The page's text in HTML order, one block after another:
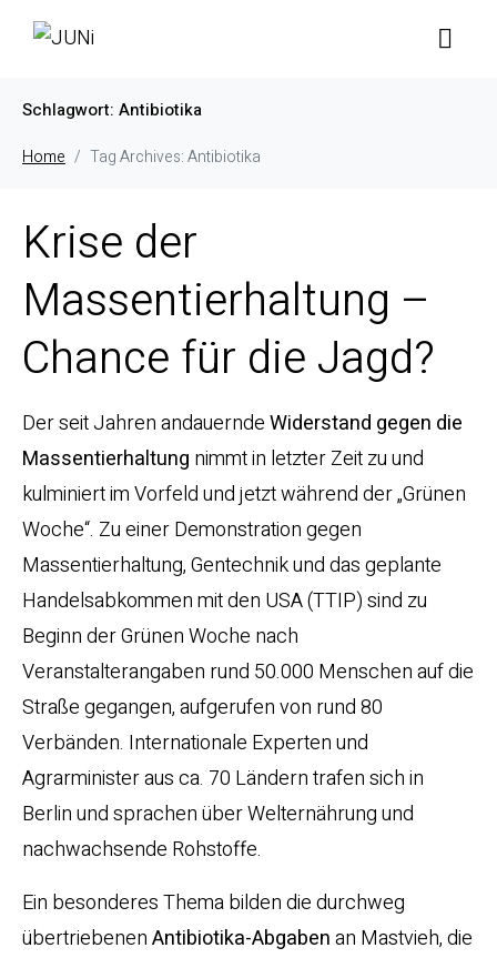
Schlagwort: Antibiotika
Home Tag Archives: Antibiotika
Krise der
Massentierhaltung –
Chance für die Jagd?
Der seit Jahren andauerndeWiderstand gegen die
Massentierhaltung nimmt in letzter Zeit zu und
kulminiert im Vorfeld und jetzt während der „Grünen
Woche“. Zu einer Demonstration gegen
Massentierhaltung, Gentechnik und das geplante
Handelsabkommen mit den USA (TTIP) sind zu
Beginn der Grünen Woche nach
Veranstalterangaben rund 50.000 Menschen auf die
Straße gegangen, aufgerufen von rund 80
Verbänden. Internationale Experten und
Agrarminister aus ca. 70 Ländern trafen sich in
Berlin und sprachen über Welternährung und
nachwachsende Rohstoffe.
Ein besonderes Thema bilden die durchweg
übertriebenenAntibiotika-Abgabenan Mastvieh, die